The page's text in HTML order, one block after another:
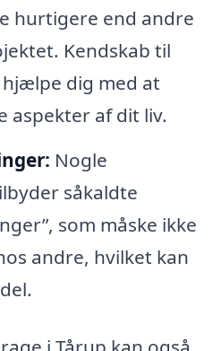
hurtigere end andre
Kendskab til
dig med at
aspekter af dit liv.
Nogle
såkaldte
som måske ikke
andre, hvilket kan